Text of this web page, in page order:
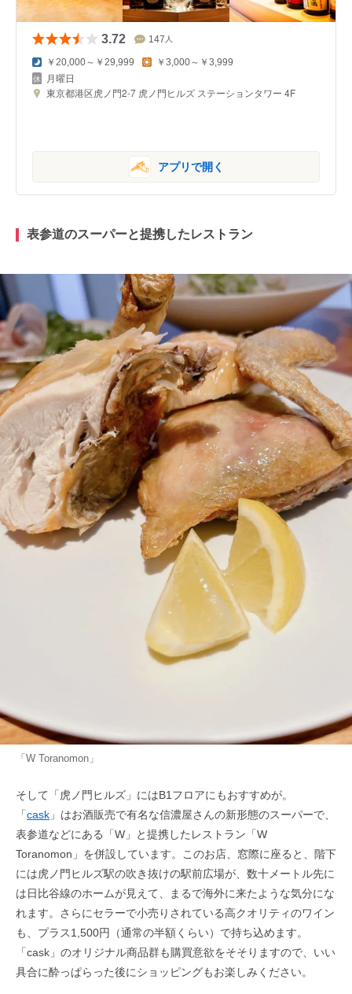
3.72 147 人
￥20,000～￥29,999 ￥3,000～￥3,999
月曜日
東京都港区虎ノ門2-7 虎ノ門ヒルズ ステーションタワー 4F
アプリで開く
表参道のスーパーと提携したレストラン
「W Toranomon」
そして「虎ノ門ヒルズ」にはB1フロアにもおすすめが。
「cask 」はお酒販売で有名な信濃屋さんの新形態のスーパーで、
表参道などにある「W」と提携したレストラン「W
Toranomon」を併設しています。このお店、窓際に座ると、階下
には虎ノ門ヒルズ駅の吹き抜けの駅前広場が、数十メートル先に
は日比谷線のホームが見えて、まるで海外に来たような気分にな
れます。さらにセラーで小売りされている高クオリティのワイン
も、プラス1,500円（通常の半額くらい）で持ち込めます。
「cask」のオリジナル商品群も購買意欲をそそりますので、いい
具合に酔っぱらった後にショッピングもお楽しみください。